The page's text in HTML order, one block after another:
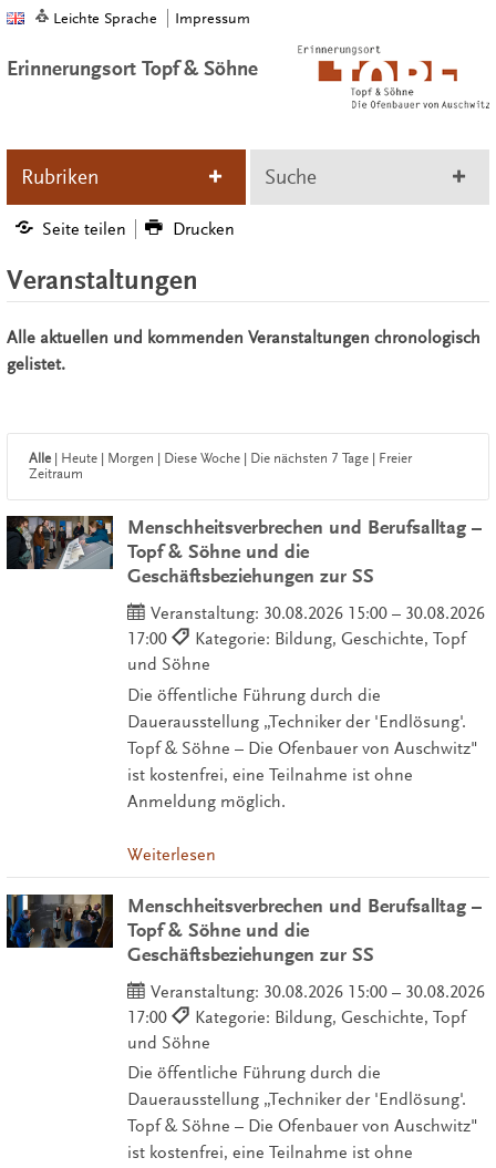
Leichte Sprache Impressum
Erinnerungsort Topf & Söhne
Rubriken Suche
Seite teilen Drucken
Veranstaltungen
Alle aktuellen und kommenden Veranstaltungen chronologisch
gelistet.
Alle Heute Morgen Diese Woche Die nächsten 7 Tage
Freier
Zeitraum
Menschheitsverbrechen und Berufsalltag –
Topf & Söhne und die
Geschäftsbeziehungen zur SS
Veranstaltung: 30.08.2026 15:00 – 30.08.2026
17:00
Kategorie: Bildung, Geschichte, Topf
und Söhne
Die öffentliche Führung durch die
Dauerausstellung „Techniker der 'Endlösung'.
Topf & Söhne – Die Ofenbauer von Auschwitz"
ist kostenfrei, eine Teilnahme ist ohne
Anmeldung möglich.
Weiterlesen
Menschheitsverbrechen und Berufsalltag –
Topf & Söhne und die
Geschäftsbeziehungen zur SS
Veranstaltung: 30.08.2026 15:00 – 30.08.2026
17:00
Kategorie: Bildung, Geschichte, Topf
und Söhne
Die öffentliche Führung durch die
Dauerausstellung „Techniker der 'Endlösung'.
Topf & Söhne – Die Ofenbauer von Auschwitz"
ist kostenfrei, eine Teilnahme ist ohne